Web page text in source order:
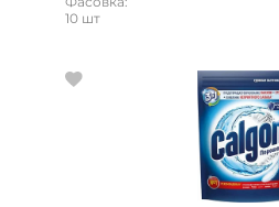
10 шт